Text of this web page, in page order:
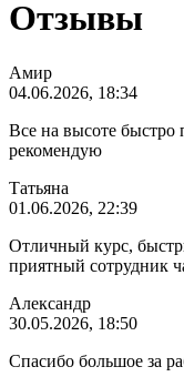
Отзывы
Амир
04.06.2026, 18:34
Все на высоте быстро
рекомендую
Татьяна
01.06.2026, 22:39
Отличный курс,
приятный сотрудник
Александр
30.05.2026, 18:50
Спасибо большое за